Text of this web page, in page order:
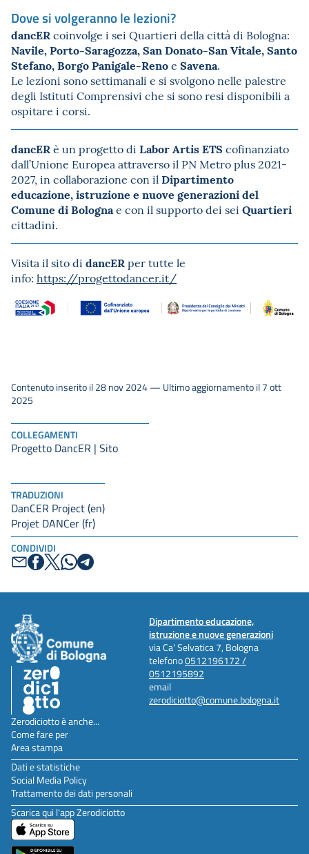
TRADUZIONI
DanCER Project (en)
Projet DANCer (fr)
CONDIVIDI
Dove si volgeranno le lezioni?
dancERcoinvolge i sei Quartieri della città di Bologna:
Navile, Porto-Saragozza, San Donato-San Vitale, Santo
Stefano, Borgo Panigale-Renoe Savena.
Le lezioni sono settimanali e si svolgono nelle palestre
degli Istituti Comprensivi che si sono resi disponibili a
ospitare i corsi.
dancERè un progetto di Labor Artis ETS cofinanziato
dall’Unione Europea attraverso il PN Metro plus 2021-
2027, in collaborazione con il Dipartimento
educazione, istruzione e nuove generazioni del
Comune di Bolognae con il supporto dei sei Quartieri
cittadini.
Visita il sito di dancERper tutte le
info: https://progettodancer.it/
COLLEGAMENTI
Progetto DancER | Sito
Contenuto inserito il 28 nov 2024 — Ultimo aggiornamento il 7 ott
2025
Dipartimento educazione,
istruzione e nuove generazioni
via Ca' Selvatica 7, Bologna
telefono0512196172 /
0512195892
email
zerodiciotto@comune.bologna.it
Zerodiciotto è anche...
Come fare per
Area stampa
Dati e statistiche
Social Media Policy
Trattamento dei dati personali
Scarica qui l'app Zerodiciotto